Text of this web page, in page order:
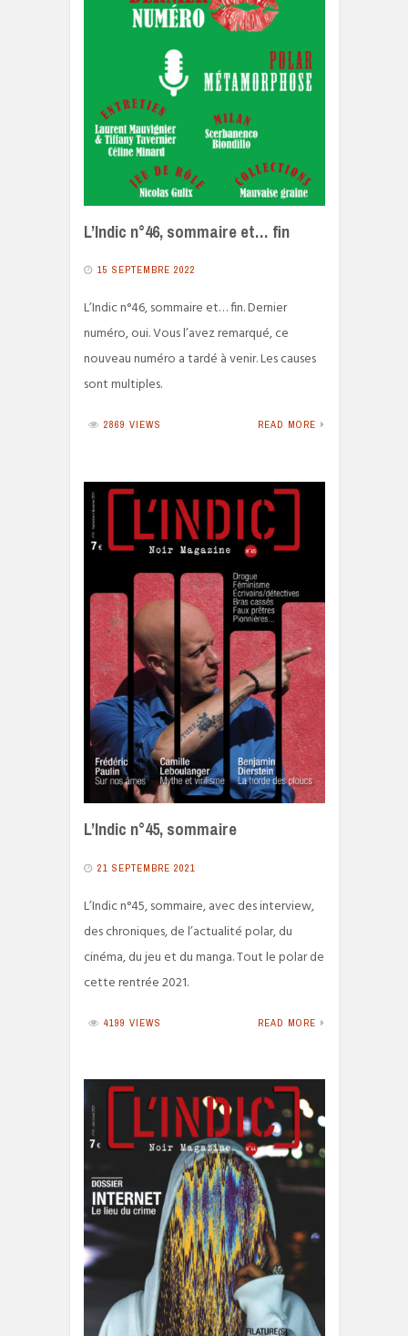
L’Indic n°46, sommaire et… fin
15 SEPTEMBRE 2022
L’Indic n°46, sommaire et… fin. Dernier
numéro, oui. Vous l’avez remarqué, ce
nouveau numéro a tardé à venir. Les causes
sont multiples.
2869 VIEWS READ MORE
L’Indic n°45, sommaire
21 SEPTEMBRE 2021
L’Indic n°45, sommaire, avec des interview,
des chroniques, de l’actualité polar, du
cinéma, du jeu et du manga. Tout le polar de
cette rentrée 2021.
4199 VIEWS READ MORE